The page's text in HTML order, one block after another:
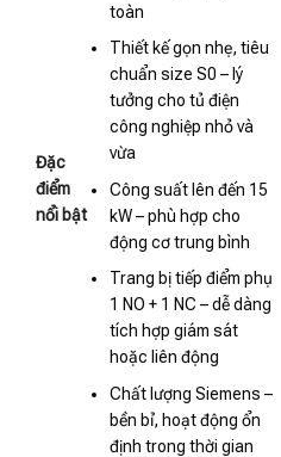
Đặc
điểm
nổi bật
toàn
Thiết kế gọn nhẹ, tiêu
chuẩn size S0 – lý
tưởng cho tủ điện
công nghiệp nhỏ và
vừa
Công suất lên đến 15
kW – phù hợp cho
động cơ trung bình
Trang bị tiếp điểm phụ
1 NO + 1 NC – dễ dàng
tích hợp giám sát
hoặc liên động
Chất lượng Siemens –
bền bỉ, hoạt động ổn
định trong thời gian